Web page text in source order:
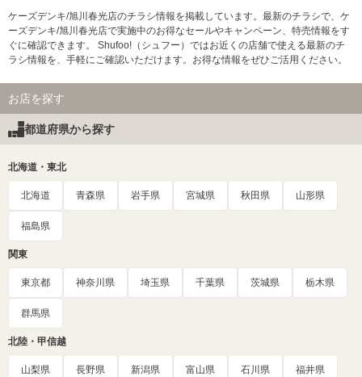
ケーズデンキ/旭川春光店のチラシ情報を掲載しています。最新のチラシで、ケ
ーズデンキ/旭川春光店で実施中のお得なセールやキャンペーン、特売情報をす
ぐに確認できます。 Shufoo!（シュフー）ではお近くの店舗で使える最新のチ
ラシ情報を、手軽にご確認いただけます。お得な情報をぜひご活用ください。
お店を探す
都道府県から探す
北海道・東北
北海道 青森県 岩手県 宮城県 秋田県 山形県
福島県
関東
東京都 神奈川県 埼玉県 千葉県 茨城県 栃木県
群馬県
北陸・甲信越
山梨県 長野県 新潟県 富山県 石川県 福井県